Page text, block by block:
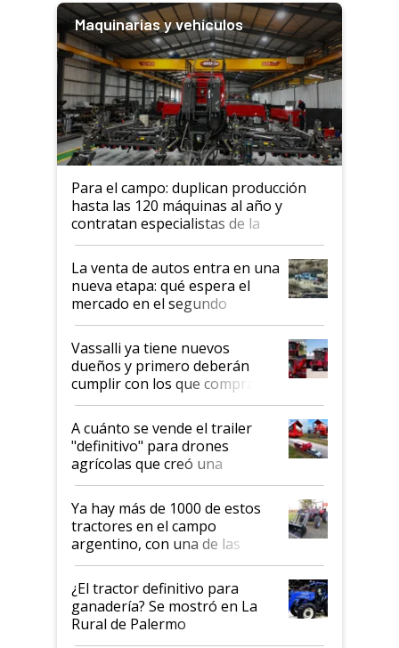
Maquinarias y vehículos
Para el campo: duplican producción
hasta las 120 máquinas al año y
contratan especialistas de la
industria automotriz para lograrlo
La venta de autos entra en una
nueva etapa: qué espera el
mercado en el segundo
semestre
Vassalli ya tiene nuevos
dueños y primero deberán
cumplir con los que compraron
cosechadoras y todavía no las
recibieron: quién está detrás
del rescate de la empresa
A cuánto se vende el trailer
"definitivo" para drones
agrícolas que creó una
empresa argentina: "Veíamos a
contratistas invirtiendo miles
de dólares en drones de última
generación que luego eran
transportados de forma
precaria"
Ya hay más de 1000 de estos
tractores en el campo
argentino, con una de las
estructuras de fabricación más
integradas del mundo
¿El tractor definitivo para
ganadería? Se mostró en La
Rural de Palermo